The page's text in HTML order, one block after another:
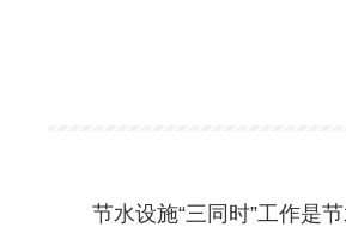
节水设施“三同时”工作是